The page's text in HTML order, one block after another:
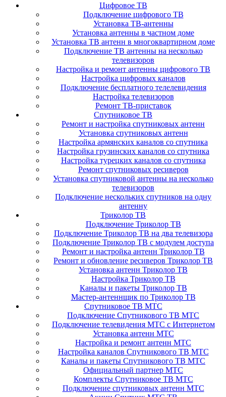
Цифровое ТВ
Подключение цифрового ТВ
Установка ТВ-антенны
Установка антенны в частном доме
Установка ТВ антенн в многоквартирном доме
Подключение ТВ антенны на несколько
телевизоров
Настройка и ремонт антенны цифрового ТВ
Настройка цифровых каналов
Подключение бесплатного телелевидения
Настройка телевизоров
Ремонт ТВ-приставок
Спутниковое ТВ
Ремонт и настройка спутниковых антенн
Установка спутниковых антенн
Настройка армянских каналов со спутника
Настройка грузинских каналов со спутника
Настройка турецких каналов со спутника
Ремонт спутниковых ресиверов
Установка спутниковой антенны на несколько
телевизоров
Подключение нескольких спутников на одну
антенну
Триколор ТВ
Подключение Триколор ТВ
Подключение Триколор ТВ на два телевизора
Подключение Триколор ТВ с модулем доступа
Ремонт и настройка антенн Триколор ТВ
Ремонт и обновление ресиверов Триколор ТВ
Установка антенн Триколор ТВ
Настройка Триколор ТВ
Каналы и пакеты Триколор ТВ
Мастер-антеннщик по Триколор ТВ
Спутниковое ТВ МТС
Подключение Спутникового ТВ МТС
Подключение телевидения МТС с Интернетом
Установка антенн МТС
Настройка и ремонт антенн МТС
Настройка каналов Спутникового ТВ МТС
Каналы и пакеты Спутникового ТВ МТС
Официальный партнер МТС
Комплекты Спутниковое ТВ МТС
Подключение спутниковых антенн МТС